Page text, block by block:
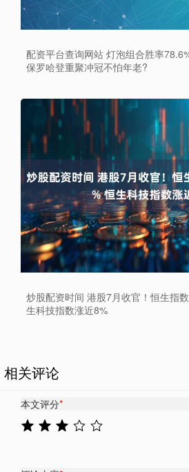
配资平台查询网站 灯泡组合胜率
保罗哈登重聚冲冠不怕年老?
炒股配资时间 港股7月收官！恒生指
生科技指数涨近8%
相关评论
本文评分*